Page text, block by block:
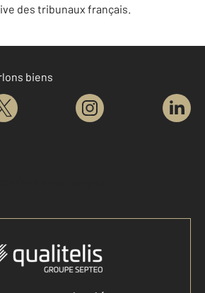
des tribunaux français.
biens